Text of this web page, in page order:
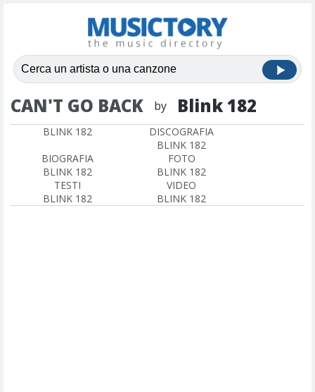
CAN'T GO BACK by Blink 182
BLINK 182
DISCOGRAFIA
BLINK 182
BIOGRAFIA
BLINK 182
FOTO
BLINK 182
TESTI
BLINK 182
VIDEO
BLINK 182